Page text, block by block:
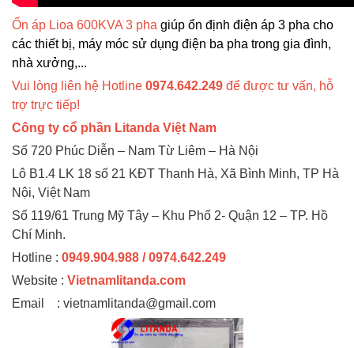
Ổn áp Lioa 600KVA 3 pha giúp ổn định điện áp 3 pha cho
các thiết bị, máy móc sử dụng điện ba pha trong gia đình,
nhà xưởng,...
Vui lòng liên hệ Hotline 0974.642.249 để được tư vấn, hỗ
trợ trực tiếp!
Công ty cổ phần Litanda Việt Nam
Số 720 Phúc Diễn – Nam Từ Liêm – Hà Nội
Lô B1.4 LK 18 số 21 KĐT Thanh Hà, Xã Bình Minh, TP Hà
Nội, Việt Nam
Số 119/61 Trung Mỹ Tây – Khu Phố 2- Quận 12 – TP. Hồ
Chí Minh.
Hotline : 0949.904.988 / 0974.642.249
Website : Vietnamlitanda.com
Email : vietnamlitanda@gmail.com